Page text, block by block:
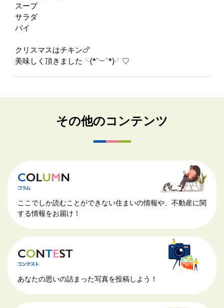
スープ
サラダ
パイ
クリスマスはチキン🍗
美味しく頂きました╰(*´︶`*)╯♡
その他のコンテンツ
ここでしか読むことができない住まいの情報や、不動産に関
する情報をお届け！
あなたの思いの詰まった写真を投稿しよう！